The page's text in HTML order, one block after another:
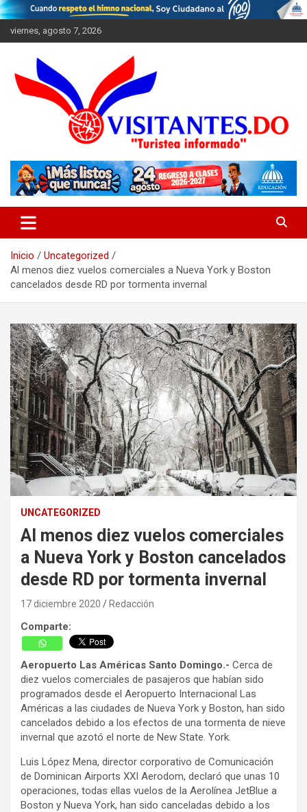
Saltar
al
contenido
viernes, agosto 7, 2026
Visitantes
Inicio
Uncategorized
Al menos diez vuelos comerciales a Nueva York y Boston
cancelados desde RD por tormenta invernal
UNCATEGORIZED
Al menos diez vuelos comerciales
a Nueva York y Boston cancelados
desde RD por tormenta invernal
17 diciembre 2020 Redacción
Comparte:
Aeropuerto Las Américas Santo Domingo.- Cerca de
diez vuelos comerciales de pasajeros que habían sido
programados desde el Aeropuerto Internacional Las
Américas a las ciudades de Nueva York y Boston, han sido
cancelados debido a los efectos de una tormenta de nieve
invernal que azotó el norte de New State. York.
Luis López Mena, director corporativo de Comunicación
de Dominican Airports XXI Aerodom, declaró que unas 10
operaciones, todas ellas vuelos de la Aerolínea JetBlue a
Boston y Nueva York, han sido canceladas debido a los